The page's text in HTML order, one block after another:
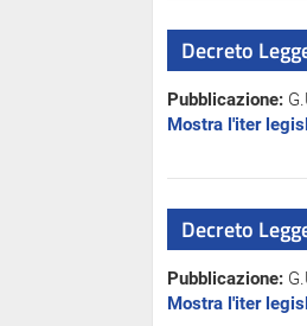
Decreto
Pubblicazione:
Mostra l'iter
Decreto
Pubblicazione:
Mostra l'iter